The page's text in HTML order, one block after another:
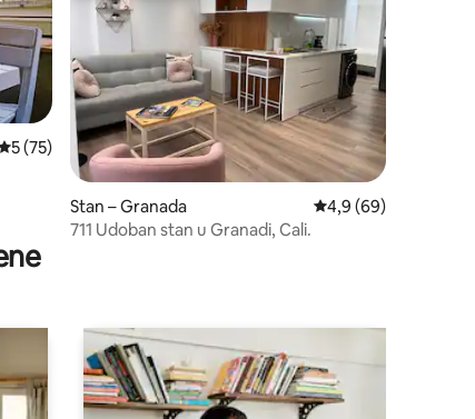
ocjena: 5/5, recenzija: 75
5 (75)
Stan – Granada Prosječna ocjena:
4,9 (69)
711 Udoban stan u Granadi, Cali.